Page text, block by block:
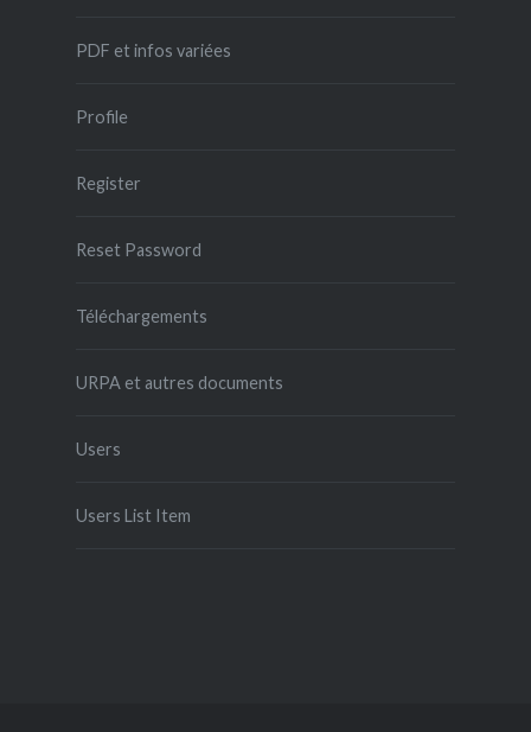
PDF et infos variées
Profile
Register
Reset Password
Téléchargements
URPA et autres documents
Users
Users List Item